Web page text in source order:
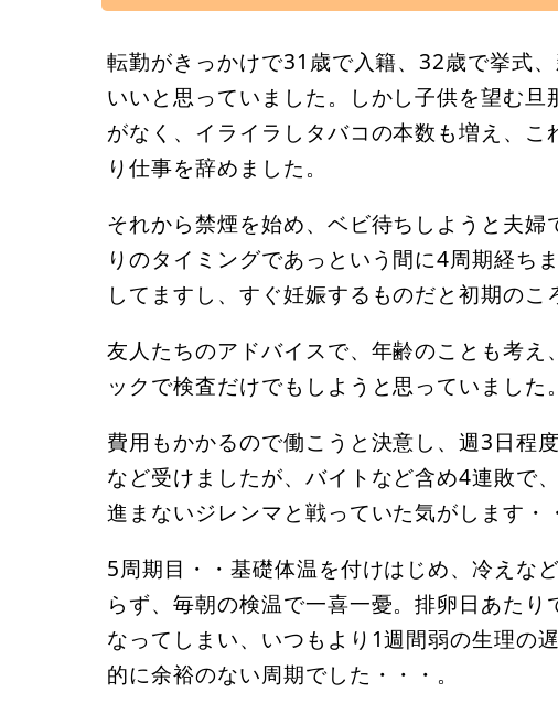
転勤がきっかけで31歳で入籍、32歳で挙式
いいと思っていました。しかし子供を望む
がなく、イライラしタバコの本数も増え、
り仕事を辞めました。
それから禁煙を始め、ベビ待ちしようと夫
りのタイミングであっという間に4周期経ち
してますし、すぐ妊娠するものだと初期のこ
友人たちのアドバイスで、年齢のことも考
ックで検査だけでもしようと思っていました。
費用もかかるので働こうと決意し、週3日程
など受けましたが、バイトなど含め4連敗で
進まないジレンマと戦っていた気がします・
5周期目・・基礎体温を付けはじめ、冷えな
らず、毎朝の検温で一喜一憂。排卵日あた
なってしまい、いつもより1週間弱の生理の
的に余裕のない周期でした・・・。